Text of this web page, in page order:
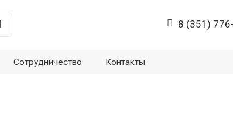
8 (351)
Сотрудничество Контакты